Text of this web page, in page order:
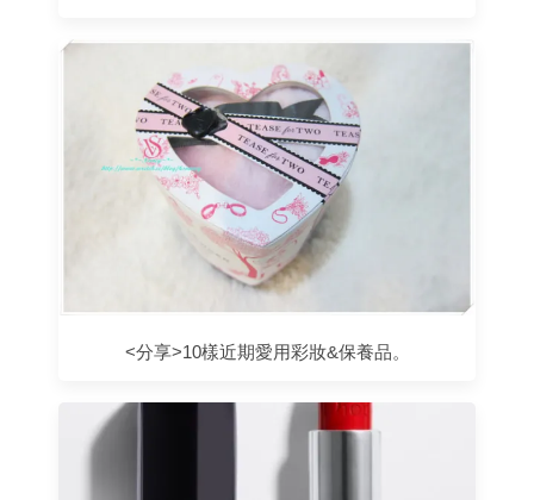
<分享>10樣近期愛用彩妝&保養品。